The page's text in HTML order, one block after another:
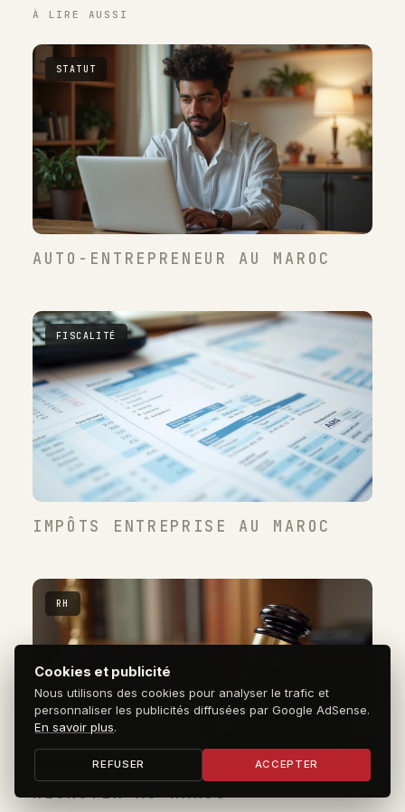
À LIRE AUSSI
STATUT
AUTO-ENTREPRENEUR AU MAROC
FISCALITÉ
IMPÔTS ENTREPRISE AU MAROC
RH
RECRUTER AU MAROC
Cookies et publicité
Nous utilisons des cookies pour analyser le trafic et
personnaliser les publicités diffusées par Google AdSense.
En savoir plus.
REFUSER ACCEPTER